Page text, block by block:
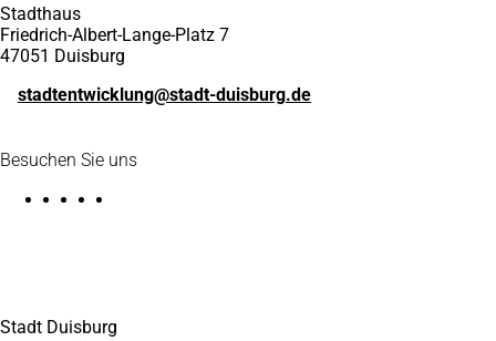
Stadthaus
Friedrich-Albert-Lange-Platz 7
47051 Duisburg
stadtentwicklung
stadt-duisburg de
Besuchen Sie uns
Stadt Duisburg